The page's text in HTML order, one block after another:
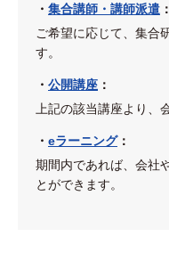
・ 集合講師・講師派遣 ：
ご希望に応じて、集合
す。
・ 公開講座 ：
上記の該当講座より、
・ eラーニング：
期間内であれば、会社
とができます。